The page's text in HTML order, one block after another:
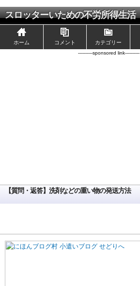
スロッターいための不労所得生活
ホーム コメント カテゴリー
----------sponsored link----------
【質問・返答】洗剤などの重い物の発送方法